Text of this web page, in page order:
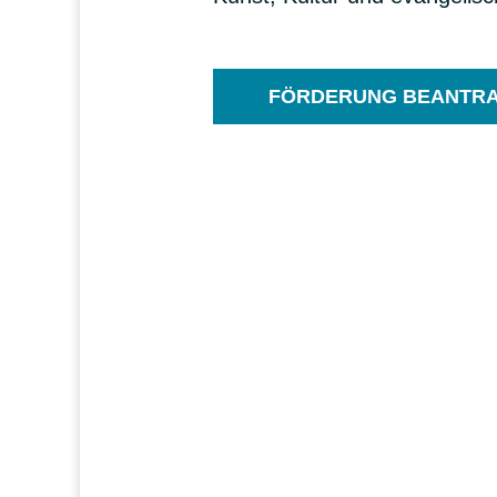
FÖRDERUNG